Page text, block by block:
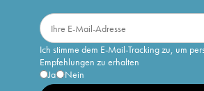
Ich stimme dem E-Mail-Tracking zu, um
Empfehlungen zu erhalten
Ja
Nein